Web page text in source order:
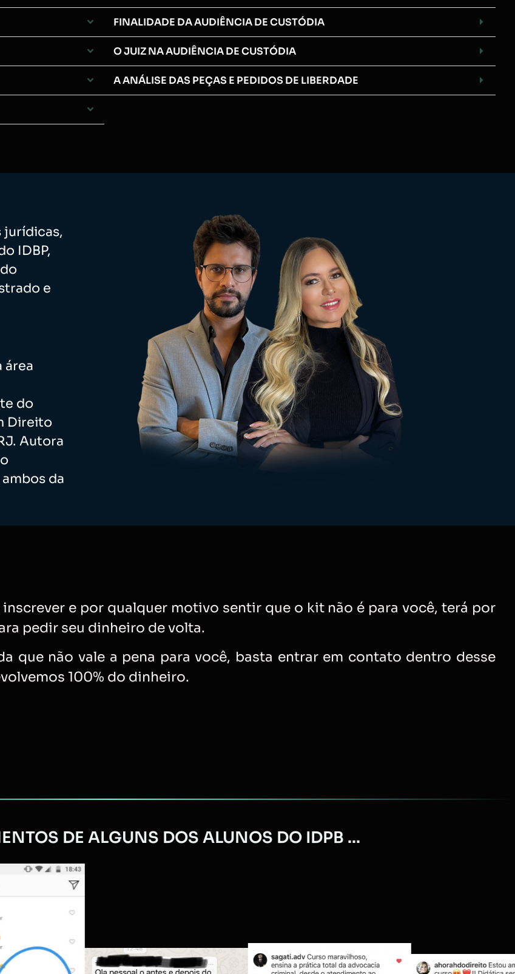
FINALIDADE DA AUDIÊNCIA DE CUSTÓDIA
O JUIZ NA AUDIÊNCIA DE CUSTÓDIA
A ANÁLISE DAS PEÇAS E PEDIDOS DE LIBERDADE
jurídicas,
IDBP,
e
área
do
Direito
Autora
da
inscrever e por qualquer motivo sentir que o kit não é para você, terá por
pedir seu dinheiro de volta.
que não vale a pena para você, basta entrar em contato dentro desse
100% do dinheiro.
DE ALGUNS DOS ALUNOS DO IDPB ...